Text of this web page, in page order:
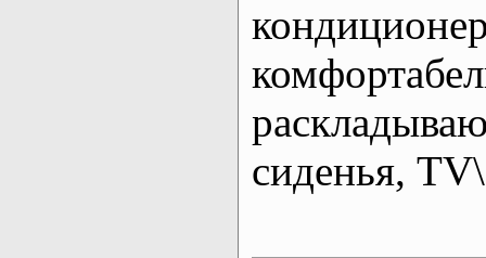
сиденья,